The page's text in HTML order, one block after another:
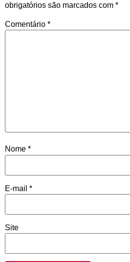
obrigatórios são marcados com *
Comentário *
Nome *
E-mail *
Site